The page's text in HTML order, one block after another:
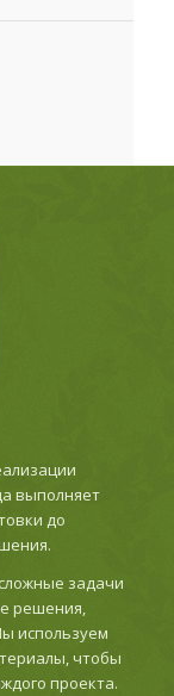
выполняет
до
задачи
решения,
используем
чтобы
проекта.